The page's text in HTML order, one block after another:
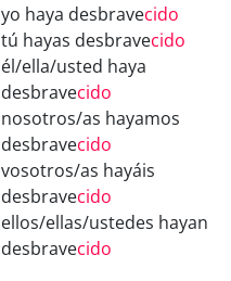
yo haya desbravecido
tú hayas desbravecido
él/ella/usted haya
desbravecido
nosotros/as hayamos
desbravecido
vosotros/as hayáis
desbravecido
ellos/ellas/ustedes hayan
desbravecido